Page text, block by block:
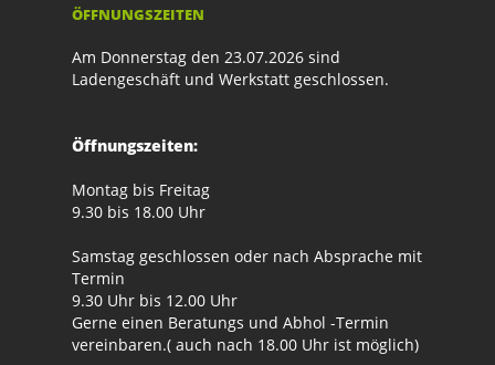
ÖFFNUNGSZEITEN
Am Donnerstag den 23.07.2026 sind
Ladengeschäft und Werkstatt geschlossen.
Öffnungszeiten:
Montag bis Freitag
9.30 bis 18.00 Uhr
Samstag geschlossen oder nach Absprache mit
Termin
9.30 Uhr bis 12.00 Uhr
Gerne einen Beratungs und Abhol -Termin
vereinbaren.( auch nach 18.00 Uhr ist möglich)